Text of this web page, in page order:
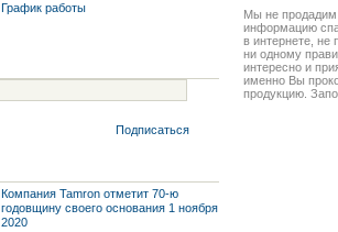
График работы
Подписаться
Компания Tamron отметит 70-ю
годовщину своего основания 1 ноября
2020
Мы не
информацию
в интернете, не
ни одному
интересно и
именно Вы
продукцию.